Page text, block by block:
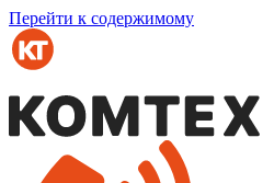
Перейти к содержимому